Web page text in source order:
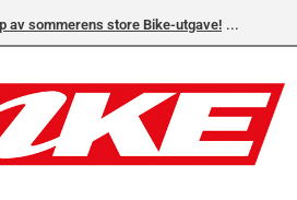
av sommerens store Bike-utgave!